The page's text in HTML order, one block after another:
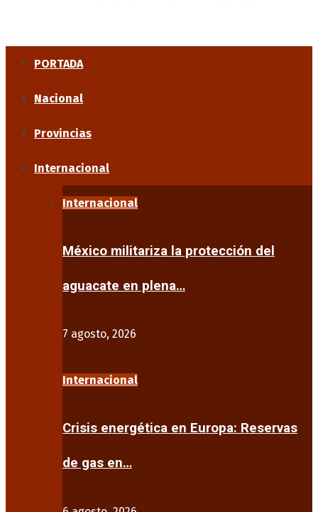
PORTADA
Nacional
Provincias
Internacional
Internacional
México militariza la protección del
aguacate en plena…
7 agosto, 2026
Internacional
Crisis energética en Europa: Reservas
de gas en…